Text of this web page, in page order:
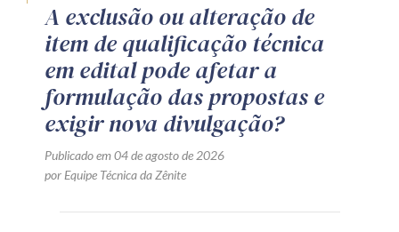
A exclusão ou alteração de
item de qualificação técnica
em edital pode afetar a
formulação das propostas e
exigir nova divulgação?
Publicado em 04 de agosto de 2026
por Equipe Técnica da Zênite